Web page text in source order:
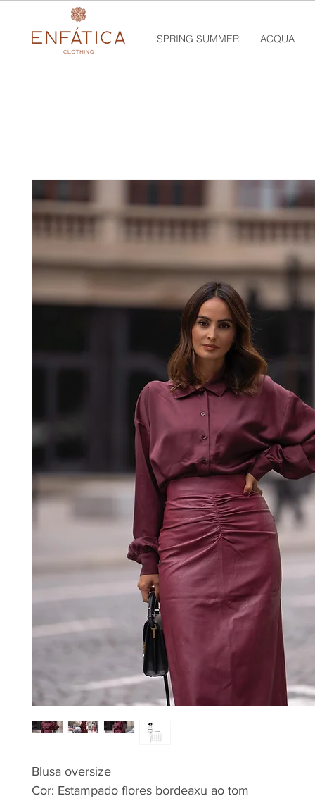
SPRING SUMMER ACQUA
Blusa oversize
Cor: Estampado flores bordeaxu ao tom